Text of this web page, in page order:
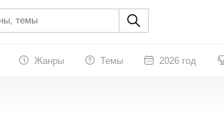
Жанры Темы 2026 год